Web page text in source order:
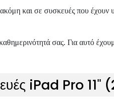
και σε συσκευές που
σας. Για αυτό
iPad Pro 11"